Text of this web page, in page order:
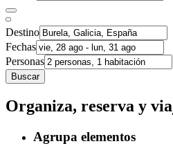
Destino
Fechas
Personas
Buscar
Organiza, reserva y
Agrupa elementos